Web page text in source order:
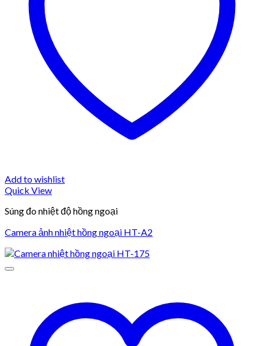
Add to wishlist
Quick View
Súng đo nhiệt độ hồng ngoại
Camera ảnh nhiệt hồng ngoại HT-A2